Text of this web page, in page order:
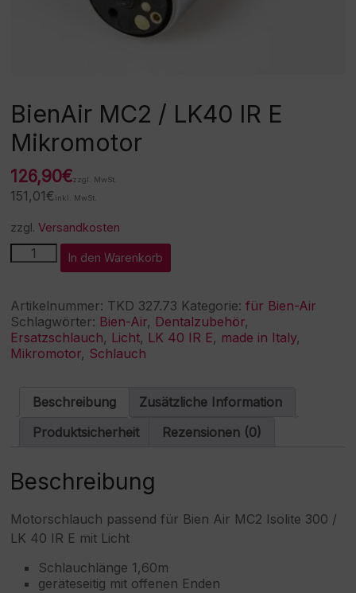
BienAir MC2 / LK40 IR E
Mikromotor
126,90€zzgl. MwSt.
151,01€ inkl. MwSt.
zzgl.Versandkosten
BienAir
MC2
LK40
IR
E
Mikromotor
Menge
In den Warenkorb
l
e
r
n
a
v
e
:
Artikelnummer: TKD 327.73 Kategorie:für Bien-Air
Schlagwörter: Bien-Air, Dentalzubehör,
Ersatzschlauch, Licht, LK 40 IR E, made in Italy,
Mikromotor, Schlauch
Beschreibung
Zusätzliche Information
Produktsicherheit
Rezensionen (0)
Beschreibung
Motorschlauch passend für Bien Air MC2 Isolite 300 /
LK 40 IR E mit Licht
Schlauchlänge 1,60m
geräteseitig mit offenen Enden